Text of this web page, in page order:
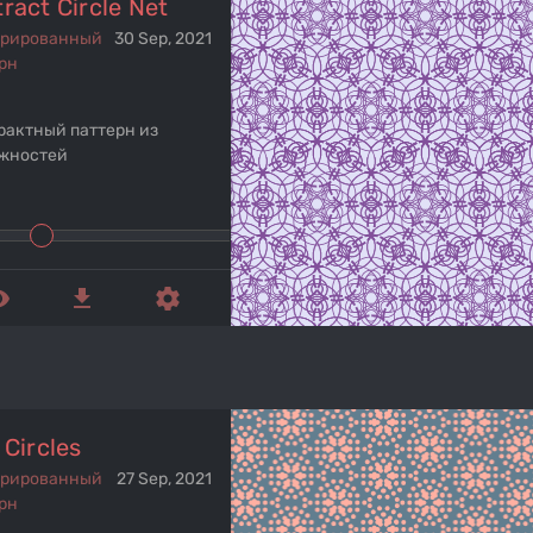
Circle Net
30 Sep, 2021
паттерн из
get_app settings
27 Sep, 2021